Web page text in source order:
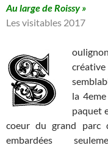
Au large de Roissy »
Les visitables 2017
la
paquet
coeur du grand parc
embardées